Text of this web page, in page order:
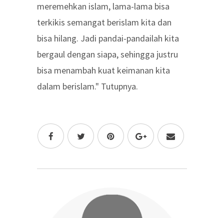
meremehkan islam, lama-lama bisa
terkikis semangat berislam kita dan
bisa hilang. Jadi pandai-pandailah kita
bergaul dengan siapa, sehingga justru
bisa menambah kuat keimanan kita
dalam berislam." Tutupnya.